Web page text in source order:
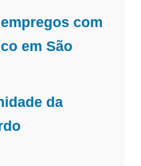
com
em São
da